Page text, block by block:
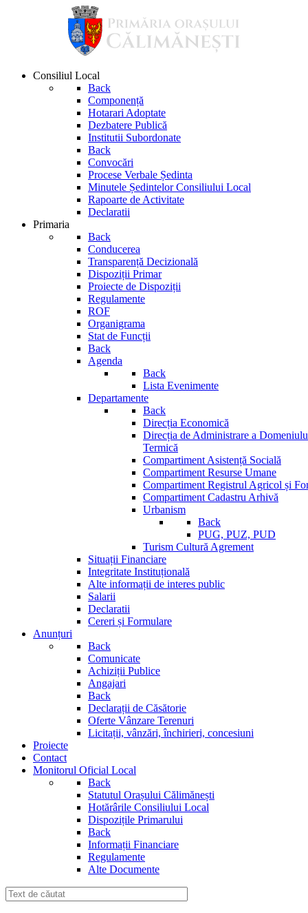
Consiliul Local
Back
Componență
Hotarari Adoptate
Dezbatere Publică
Institutii Subordonate
Back
Convocări
Procese Verbale Ședinta
Minutele Ședintelor Consiliului Local
Rapoarte de Activitate
Declaratii
Primaria
Back
Conducerea
Transparență Decizională
Dispoziții Primar
Proiecte de Dispoziții
Regulamente
ROF
Organigrama
Stat de Funcții
Back
Agenda
Back
Lista Evenimente
Departamente
Back
Direcția Economică
Direcția de Administrare a
Termică
Compartiment Asistență Socială
Compartiment Resurse Umane
Compartiment Registrul Agricol și
Compartiment Cadastru Arhivă
Urbanism
Back
PUG, PUZ, PUD
Turism Cultură Agrement
Situații Financiare
Integritate Instituțională
Alte informații de interes public
Salarii
Declaratii
Cereri și Formulare
Anunțuri
Back
Comunicate
Achiziții Publice
Angajari
Back
Declarații de Căsătorie
Oferte Vânzare Terenuri
Licitații, vânzări, închirieri, concesiuni
Proiecte
Contact
Monitorul Oficial Local
Back
Statutul Orașului Călimănești
Hotărârile Consiliului Local
Dispozițile Primarului
Back
Informații Financiare
Regulamente
Alte Documente